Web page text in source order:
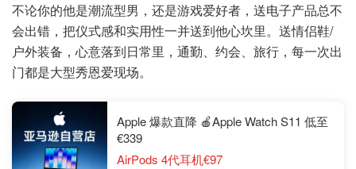
不论你的他是潮流型男，还是游戏爱好者，送电子产品总不
会出错，把仪式感和实用性一并送到他心坎里。送情侣鞋/
户外装备，心意落到日常里，通勤、约会、旅行，每一次出
门都是大型秀恩爱现场。
Apple 爆款直降 🍎Apple Watch S11 低至
€339
AirPods 4代耳机€97